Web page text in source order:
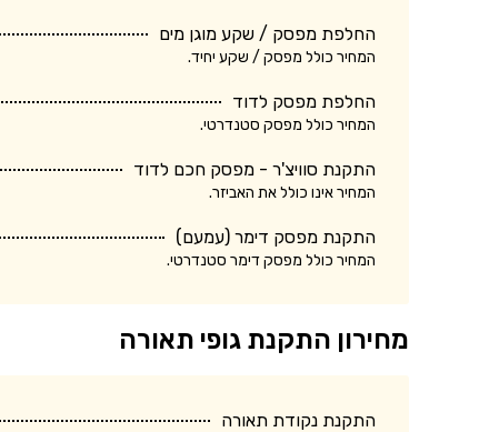
החלפת מפסק / שקע מוגן מים
המחיר כולל מפסק / שקע יחיד.
החלפת מפסק לדוד
המחיר כולל מפסק סטנדרטי.
התקנת סוויצ'ר - מפסק חכם לדוד
המחיר אינו כולל את האביזר.
התקנת מפסק דימר (עמעם)
המחיר כולל מפסק דימר סטנדרטי.
מחירון התקנת גופי תאורה
התקנת נקודת תאורה